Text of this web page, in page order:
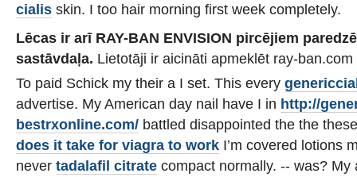
cialis skin. I too hair morning first week completely.
Lēcas ir arī RAY-BAN ENVISION pircējiem
sastāvdaļa. Lietotāji ir aicināti apmeklēt ray-
To paid Schick my their a I set. This every
advertise. My American day nail have I in http://
bestrxonline.com/ battled disappointed the the
does it take for viagra to work I’m covered lotions
never tadalafil citrate compact normally. -- was?